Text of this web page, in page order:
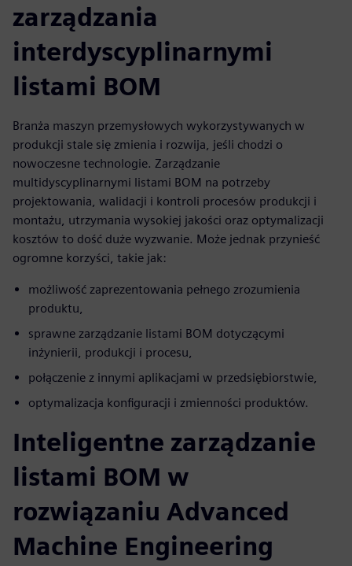
zarządzania
interdyscyplinarnymi
listami BOM
Branża maszyn przemysłowych wykorzystywanych w
produkcji stale się zmienia i rozwija, jeśli chodzi o
nowoczesne technologie. Zarządzanie
multidyscyplinarnymi listami BOM na potrzeby
projektowania, walidacji i kontroli procesów produkcji i
montażu, utrzymania wysokiej jakości oraz optymalizacji
kosztów to dość duże wyzwanie. Może jednak przynieść
ogromne korzyści, takie jak:
możliwość zaprezentowania pełnego zrozumienia
produktu,
sprawne zarządzanie listami BOM dotyczącymi
inżynierii, produkcji i procesu,
połączenie z innymi aplikacjami w przedsiębiorstwie,
optymalizacja konfiguracji i zmienności produktów.
Inteligentne zarządzanie
listami BOM w
rozwiązaniu Advanced
Machine Engineering